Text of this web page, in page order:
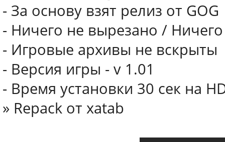
- За основу взят релиз от GOG
- Ничего не вырезано /
- Игровые архивы не вскрыты
- Версия игры - v 1.01
- Время установки 30 сек на
» Repack от xatab